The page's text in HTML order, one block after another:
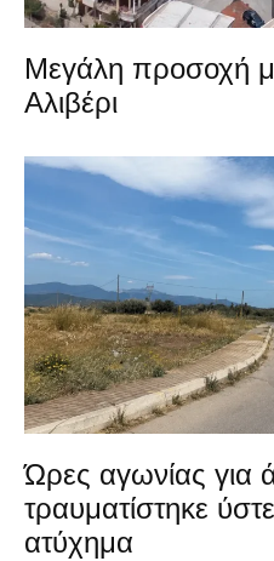
Μεγάλη προσοχή
Αλιβέρι
Ώρες αγωνίας για
τραυματίστηκε
ατύχημα